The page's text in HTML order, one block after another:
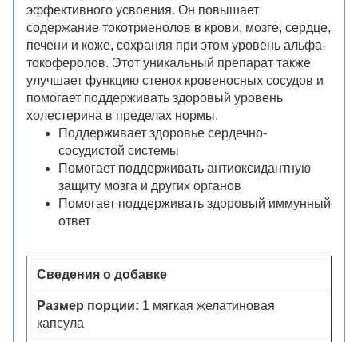
эффективного усвоения. Он повышает
содержание токотриенолов в крови, мозге, сердце,
печени и коже, сохраняя при этом уровень альфа-
токоферолов. Этот уникальный препарат также
улучшает функцию стенок кровеносных сосудов и
помогает поддерживать здоровый уровень
холестерина в пределах нормы.
Поддерживает здоровье сердечно-
сосудистой системы
Помогает поддерживать антиоксидантную
защиту мозга и других органов
Помогает поддерживать здоровый иммунный
ответ
Сведения о добавке
Размер порции: 1 мягкая желатиновая
капсула